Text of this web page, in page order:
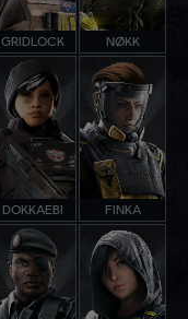
NØKK
GRIDLOCK
FINKA
DOKKAEBI